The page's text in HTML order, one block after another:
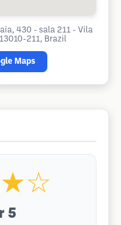
430 - sala 211 - Vila
211, Brazil
Maps
5